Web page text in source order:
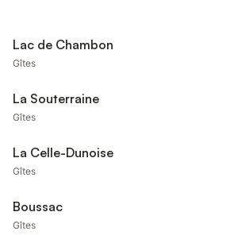
Lac de Chambon
Gîtes
La Souterraine
Gîtes
La Celle-Dunoise
Gîtes
Boussac
Gîtes